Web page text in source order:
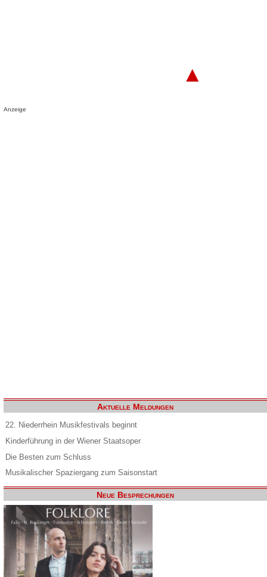
▲
Anzeige
Aktuelle Meldungen
22. Niederrhein Musikfestivals beginnt
Kinderführung in der Wiener Staatsoper
Die Besten zum Schluss
Musikalischer Spaziergang zum Saisonstart
Neue Besprechungen